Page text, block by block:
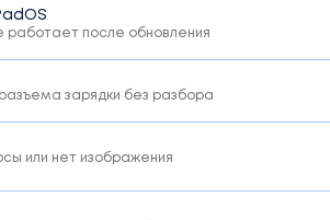
работает после обновления
зарядки без разбора
или нет изображения